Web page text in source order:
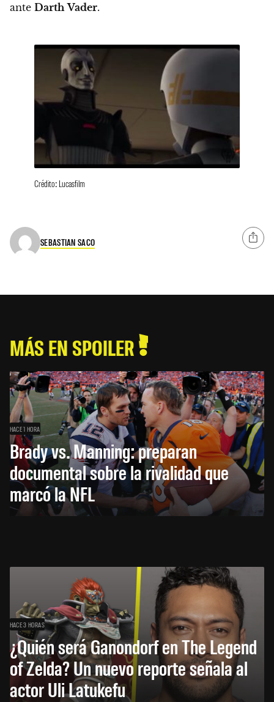
ante Darth Vader.
Crédito: Lucasfilm
SEBASTIAN SACO
MÁS EN SPOILER
HACE 1 HORA
Brady vs. Manning: preparan
documental sobre la rivalidad que
marcó la NFL
HACE 3 HORAS
¿Quién será Ganondorf en The Legend
of Zelda? Un nuevo reporte señala al
actor Uli Latukefu